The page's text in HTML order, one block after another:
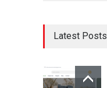
Latest Posts